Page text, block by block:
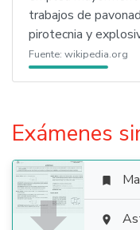
trabajos de
pirotecnia y
Fuente: wikipedia.org
Exámenes

